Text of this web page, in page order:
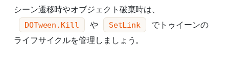
シーン遷移時やオブジェクト破棄時は、
DOTween.Kill や SetLink
でトゥイーンの
ライフサイクルを管理しましょう。